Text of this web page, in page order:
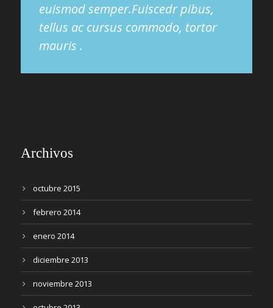
euismod semper.Fuiscedr pibus,
tellus ac cursus commodo, tortor
mauris .
Archivos
octubre 2015
febrero 2014
enero 2014
diciembre 2013
noviembre 2013